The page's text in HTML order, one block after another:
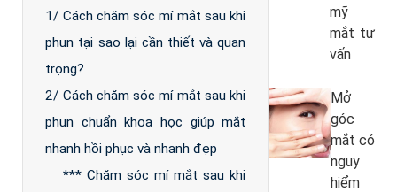
1/ Cách chăm sóc mí mắt sau khi
phun tại sao lại cần thiết và quan
trọng?
2/ Cách chăm sóc mí mắt sau khi
phun chuẩn khoa học giúp mắt
nhanh hồi phục và nhanh đẹp
*** Chăm sóc mí mắt sau khi
mỹ
mắt tư
vấn
Mở
góc
mắt có
nguy
hiểm